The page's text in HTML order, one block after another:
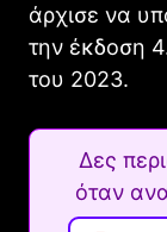
άρχισε να
την έκδοση
του 2023.
Δες
όταν